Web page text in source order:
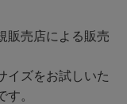
販売店による販売
イズをお試しいた
。